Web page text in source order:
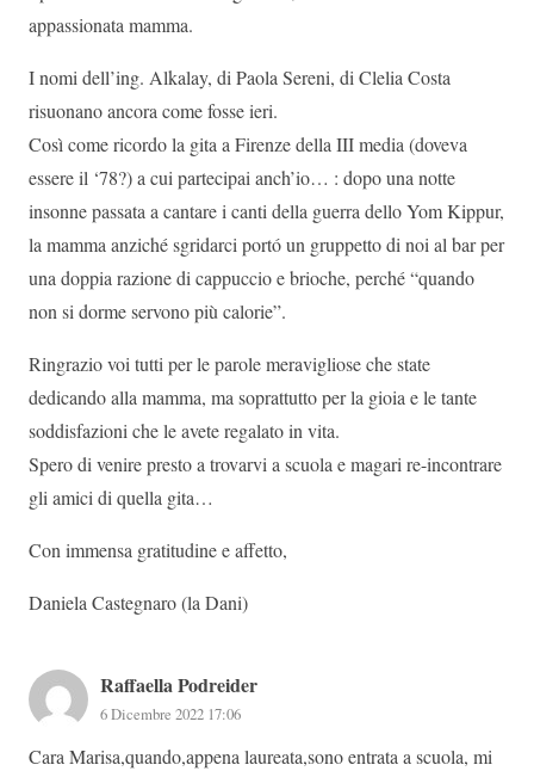
appassionata mamma.
I nomi dell’ing. Alkalay, di Paola Sereni, di Clelia Costa
risuonano ancora come fosse ieri.
Così come ricordo la gita a Firenze della III media (doveva
essere il ‘78?) a cui partecipai anch’io… : dopo una notte
insonne passata a cantare i canti della guerra dello Yom Kippur,
la mamma anziché sgridarci portó un gruppetto di noi al bar per
una doppia razione di cappuccio e brioche, perché “quando
non si dorme servono più calorie”.
Ringrazio voi tutti per le parole meravigliose che state
dedicando alla mamma, ma soprattutto per la gioia e le tante
soddisfazioni che le avete regalato in vita.
Spero di venire presto a trovarvi a scuola e magari re-incontrare
gli amici di quella gita…
Con immensa gratitudine e affetto,
Daniela Castegnaro (la Dani)
Raffaella Podreider
6 Dicembre 2022 17:06
Cara Marisa,quando,appena laureata,sono entrata a scuola, mi